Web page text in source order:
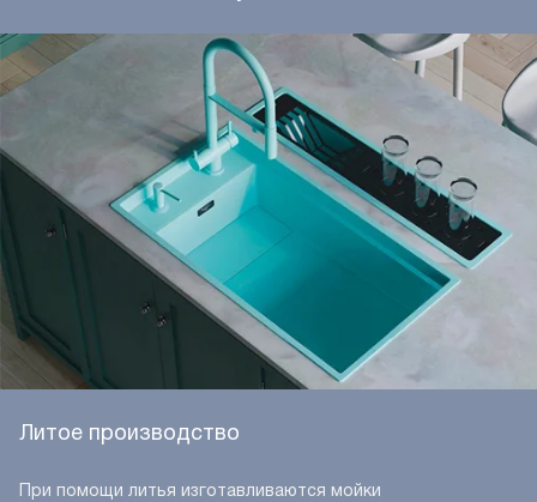
Литое производство
При помощи литья изготавливаются мойки